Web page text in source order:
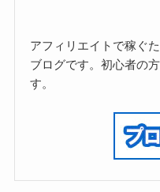
アフィリエイトで稼ぐ
ブログです。初心者の
す。